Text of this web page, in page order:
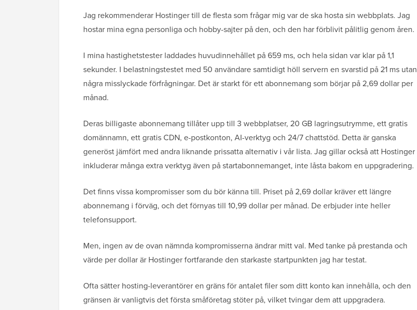
Jag rekommenderar Hostinger till de flesta som frågar mig var de ska hosta sin webbplats. Jag
hostar mina egna personliga och hobby-sajter på den, och den har förblivit pålitlig genom åren.
I mina hastighetstester laddades huvudinnehållet på 659 ms, och hela sidan var klar på 1,1
sekunder. I belastningstestet med 50 användare samtidigt höll servern en svarstid på 21 ms utan
några misslyckade förfrågningar. Det är starkt för ett abonnemang som börjar på 2,69 dollar per
månad.
Deras billigaste abonnemang tillåter upp till 3 webbplatser, 20 GB lagringsutrymme, ett gratis
domännamn, ett gratis CDN, e-postkonton, AI-verktyg och 24/7 chattstöd. Detta är ganska
generöst jämfört med andra liknande prissatta alternativ i vår lista. Jag gillar också att Hostinger
inkluderar många extra verktyg även på startabonnemanget, inte låsta bakom en uppgradering.
Det finns vissa kompromisser som du bör känna till. Priset på 2,69 dollar kräver ett längre
abonnemang i förväg, och det förnyas till 10,99 dollar per månad. De erbjuder inte heller
telefonsupport.
Men, ingen av de ovan nämnda kompromisserna ändrar mitt val. Med tanke på prestanda och
värde per dollar är Hostinger fortfarande den starkaste startpunkten jag har testat.
Ofta sätter hosting-leverantörer en gräns för antalet filer som ditt konto kan innehålla, och den
gränsen är vanligtvis det första småföretag stöter på, vilket tvingar dem att uppgradera.